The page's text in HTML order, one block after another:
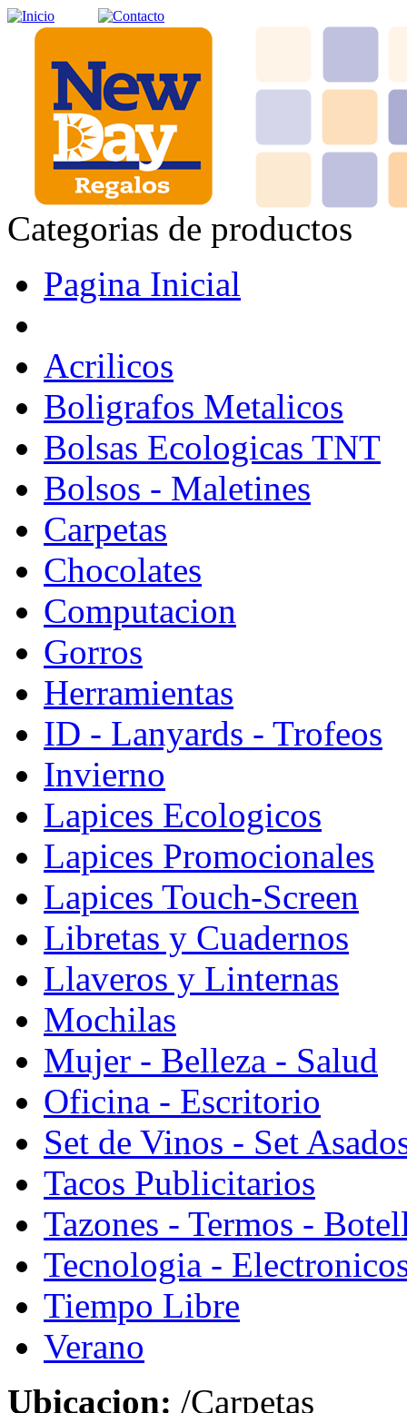
Categorias de productos
Pagina Inicial
Acrilicos
Boligrafos Metalicos
Bolsas Ecologicas TNT
Bolsos - Maletines
Carpetas
Chocolates
Computacion
Gorros
Herramientas
ID - Lanyards - Trofeos
Invierno
Lapices Ecologicos
Lapices Promocionales
Lapices Touch-Screen
Libretas y Cuadernos
Llaveros y Linternas
Mochilas
Mujer - Belleza - Salud
Oficina - Escritorio
Set de Vinos - Set
Tacos Publicitarios
Tazones - Termos -
Tecnologia -
Tiempo Libre
Verano
Ubicacion: /Carpetas